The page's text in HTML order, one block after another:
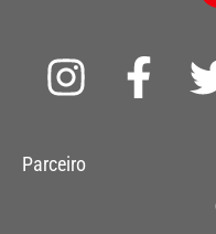
I
s
F
a
Parceiro